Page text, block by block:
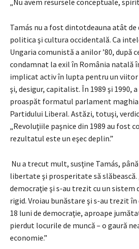
Tamás nu a fost dintotdeauna atât de
politica şi cultura occidentală. Ca
Ungaria comunistă a anilor ’80, după
condamnat la exil în România natală
implicat activ în lupta pentru un
şi, desigur, capitalist. În 1989 şi 1990,
proaspăt formatul parlament
Partidului Liberal. Astăzi, totuşi,
„Revoluţiile paşnice din 1989 au fost
rezultatul este un eşec deplin.”
Nu a trecut mult, susţine Tamás,
libertate şi prosperitate să slăbească.
democraţie şi s-au trezit cu un sistem
rigid. Vroiau bunăstare şi s-au trezit
18 luni de democraţie, aproape
pierdut locurile de muncă – o gaură
economie.”